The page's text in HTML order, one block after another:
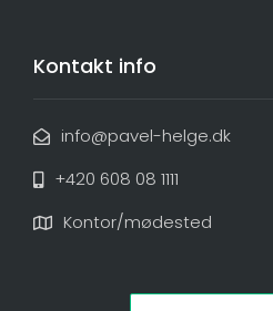
Kontakt info
info@pavel-helge.dk
+420 608 08 1111
Kontor/mødested